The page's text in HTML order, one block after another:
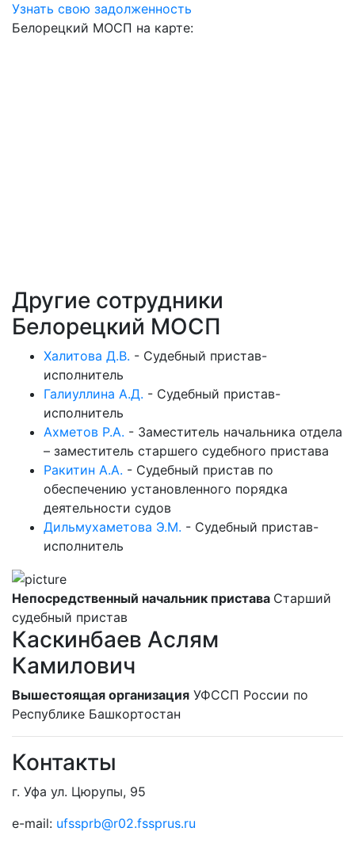
Узнать свою задолженность
Белорецкий МОСП на карте:
Другие сотрудники
Белорецкий МОСП
Халитова Д.В. - Судебный пристав-
исполнитель
Галиуллина А.Д. - Судебный пристав-
исполнитель
Ахметов Р.А. - Заместитель начальника отдела
– заместитель старшего судебного пристава
Ракитин А.А. - Судебный пристав по
обеспечению установленного порядка
деятельности судов
Дильмухаметова Э.М. - Судебный пристав-
исполнитель
Непосредственный начальник пристава Старший
судебный пристав
Каскинбаев Аслям
Камилович
Вышестоящая организация УФССП России по
Республике Башкортостан
Контакты
г. Уфа ул. Цюрупы, 95
e-mail: ufssprb@r02.fssprus.ru